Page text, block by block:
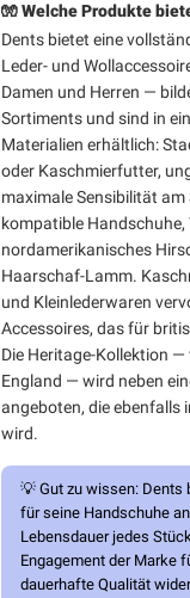
🧤 Welche Produkte
Dents bietet eine
Leder- und
Damen und Herren —
Sortiments und sind in
Materialien erhältlich:
oder Kaschmierfutter,
maximale Sensibilität am
kompatible Handschuhe,
nordamerikanisches
Haarschaf-Lamm.
und Kleinlederwaren
Accessoires, das für
Die Heritage-Kollektion
England — wird neben
angeboten, die ebenfalls
wird.
💡 Gut zu wissen: Dents
für seine Handschuhe
Lebensdauer jedes
Engagement der Marke
dauerhafte Qualität